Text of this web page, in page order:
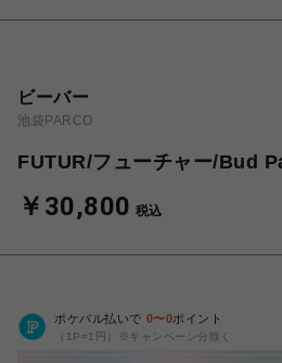
ビーバー
池袋PARCO
FUTUR/フューチャー/Bud
￥30,800 税込
ポケパル払いで 0〜0ポイント
（1P=1円）※キャンペーン分除く